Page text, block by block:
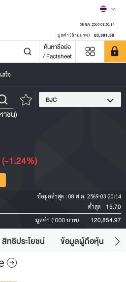
08 ส.ค. 2569 03:20:14
มูลค่า (ล้านบาท) 63,391.38
ค้นหาชื่อย่อ
/ Factsheet
สร็จ
BJC
าชน)
(-1.24%)
ข้อมูลล่าสุด : 08 ส.ค. 2569 03:20:14
ต่ำสุด 15.70
มูลค่า ('000 บาท) 120,854.97
สิทธิประโยชน์ ข้อมูลผู้ถือหุ้น